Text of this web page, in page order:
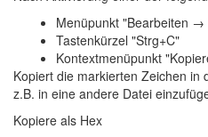
Menüpunkt "Bearbeiten →
Tastenkürzel "Strg+C"
Kontextmenüpunkt
Kopiert die markierten Zeichen in
z.B. in eine andere Datei
Kopiere als Hex